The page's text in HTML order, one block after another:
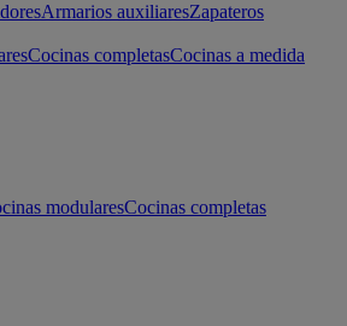
Armarios auxiliaresZapateros
Cocinas completasCocinas a medida
modularesCocinas completas